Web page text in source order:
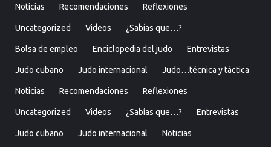
Noticias Recomendaciones Reflexiones
Uncategorized Videos ¿Sabías que…?
Bolsa de empleo Enciclopedia del judo Entrevistas
Judo cubano Judo internacional Judo…técnica y táctica
Noticias Recomendaciones Reflexiones
Uncategorized Videos ¿Sabías que…? Entrevistas
Judo cubano Judo internacional Noticias